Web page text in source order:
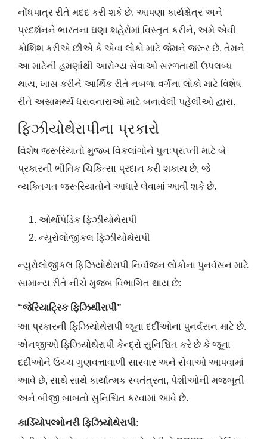
નોંધપાત્ર રીતે મદદ કરી શકે છે. આપણા કાર્યક્ષેત્ર અને
પ્રદર્શનને ભારતના ઘણા શહેરોમાં વિસ્તૃત કરીને, અમે એવી
કોશિશ કરીએ છીએ કે એવા લોકો માટે જેમને જરૂર છે, તેમને
આ માટેની હમણાંથી આરોગ્ય સેવાઓ સરળતાથી ઉપલબ્ધ
થાય, ખાસ કરીને આર્થિક રીતે નબળા વર્ગના લોકો માટે વિશેષ
રીતે અસામર્થ્ય ધરાવનારાઓ માટે બનાવેલી પહેલીઓ દ્વારા.
ફિઝીયોથેરાપીના પ્રકારો
વિશેષ જરૂરિયાતો મુજબ વિકલાંગોને પુનઃપ્રાપ્તી માટે બે
પ્રકારની ભૌતિક ચિકિત્સા પ્રદાન કરી શકાય છે, જે
વ્યક્તિગત જરૂરિયાતોને આધારે લેવામાં આવી શકે છે.
ઓર્થોપેડિક ફિઝીયોથેરાપી
ન્યુરોલોજીકલ ફિઝીયોથેરાપી
ન્યુરોલોજીકલ ફિઝિયોથેરાપી નિર્વાંજન લોકોના પુનર્વસન માટે
સામાન્ય રીતે નીચે મુજબ વિભાગિત થાય છે:
“જેરિયાટ્રિક ફિઝિથીરાપી”
આ પ્રકારની ફિઝિયોથેરાપી જૂના દર્દીઓના પુનર્વસન માટે છે.
એનજીઓ ફિઝિયોથેરાપી કેન્દ્રો સુનિશ્ચિત કરે છે કે જૂના
દર્દીઓને ઉચ્ચ ગુણવત્તાવાળી સારવાર અને સેવાઓ આપવામાં
આવે છે, સાથે સાથે કાર્યાત્મક સ્વતંત્રતા, પેશીઓની મજબૂતી
અને બીજી બાબતો સુનિશ્ચિત કરવામાં આવે છે.
કાર્ડિયોપલ્મોનરી ફિઝિયોથેરાપી: